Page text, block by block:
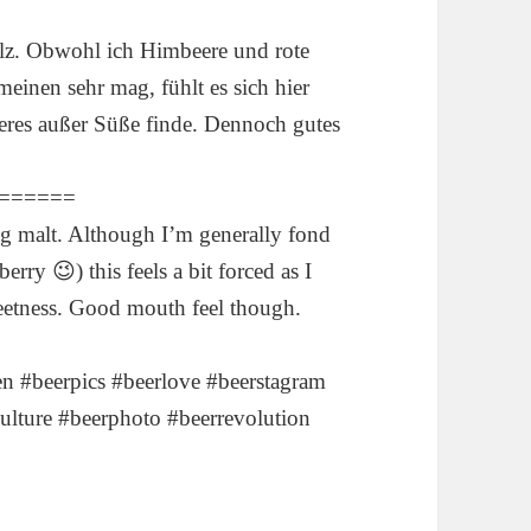
Obwohl ich Himbeere und rote
sehr mag, fühlt es sich hier
außer Süße finde. Dennoch gutes
malt. Although I’m generally fond
😉) this feels a bit forced as I
Good mouth feel though.
#beerpics #beerlove #beerstagram
#beerphoto #beerrevolution